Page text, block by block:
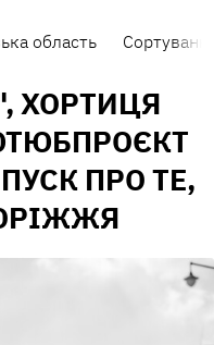
область
ХОРТИЦЯ
ПРО ТЕ,